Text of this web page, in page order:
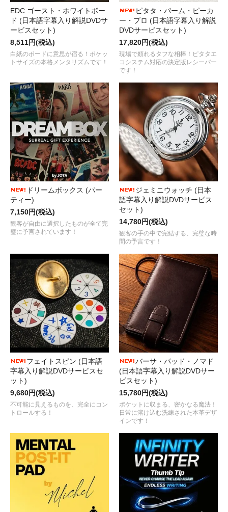
EDC ゴースト・ホワイトボー
ド (日本語字幕入り解説DVDサ
ービスセット)
8,511円(税込)
白紙のボードに意思が宿る！ポケッ
トサイズの本格メンタリズムです！
ピタタ・パーム・ピーカ
ー・プロ (日本語字幕入り解説
DVDサービスセット)
17,820円(税込)
現場で頼れるタフな相棒！ピタタエ
コシステム対応の決定版レシーバー
です！
ドリームボックス (パー
ティー)
7,150円(税込)
観客が自由に選択したものが全て完
璧に予言されています！
ジェミニウォッチ (日本
語字幕入り解説DVDサービス
セット)
14,780円(税込)
観客の手の中で完結する、完璧な時
間の予言です！
フェイトスピン (日本語
字幕入り解説DVDサービスセ
ット)
9,680円(税込)
不可能に見えるものを、完全にコン
トロールする！
バーサ・パッド・ノマド
(日本語字幕入り解説DVDサー
ビスセット)
15,780円(税込)
ポケットに収まる、密かなる魔法！
日常に溶け込む洗練された本革デザ
インです！